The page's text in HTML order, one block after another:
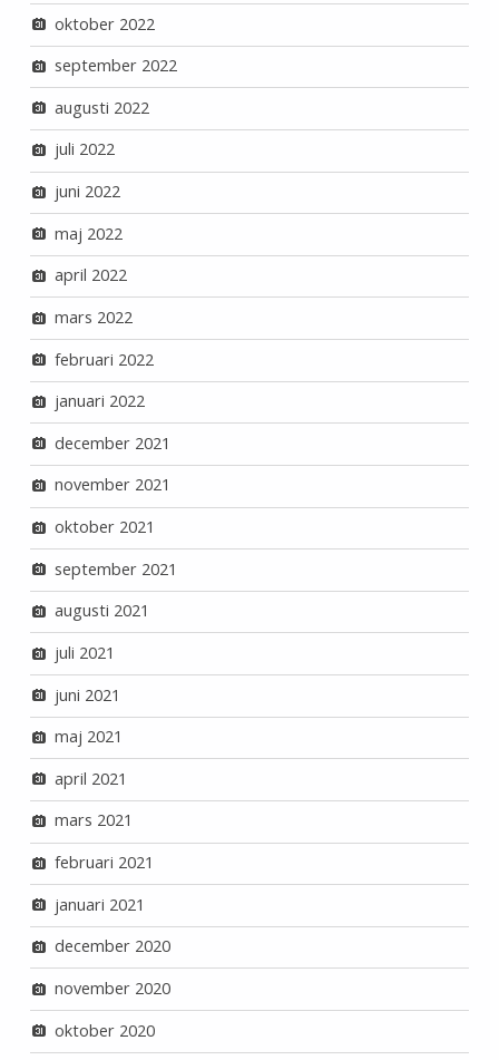
oktober 2022
september 2022
augusti 2022
juli 2022
juni 2022
maj 2022
april 2022
mars 2022
februari 2022
januari 2022
december 2021
november 2021
oktober 2021
september 2021
augusti 2021
juli 2021
juni 2021
maj 2021
april 2021
mars 2021
februari 2021
januari 2021
december 2020
november 2020
oktober 2020